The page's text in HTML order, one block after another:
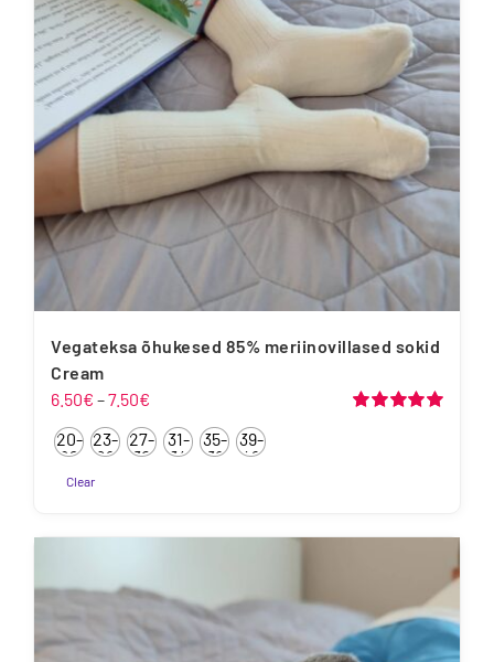
saab
teha
tootelehel.
Vegateksa õhukesed 85% meriinovillased sokid
Cream
6.50€ –7.50€
6.50€
kuni
20-
22
23-
26
27-
30
31-
34
35-
38
39-
42
Clear
tootel
mitu
varianti.
Valikuid